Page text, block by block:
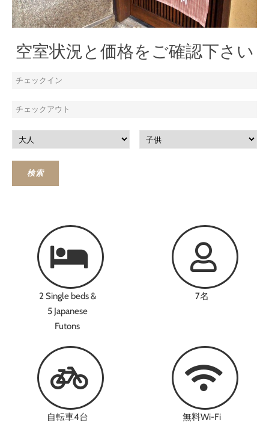
空室状況と価格をご確認下さい
2 Single beds &
5 Japanese
Futons
7名
自転車4台 無料Wi-Fi